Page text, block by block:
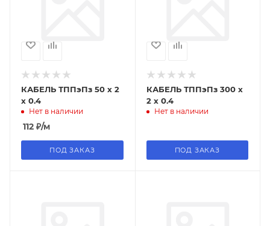
КАБЕЛЬ ТППэПз 50 х 2
х 0.4
Нет в наличии
112 ₽/м
ПОД ЗАКАЗ
КАБЕЛЬ ТППэПз 300 х
2 х 0.4
Нет в наличии
ПОД ЗАКАЗ